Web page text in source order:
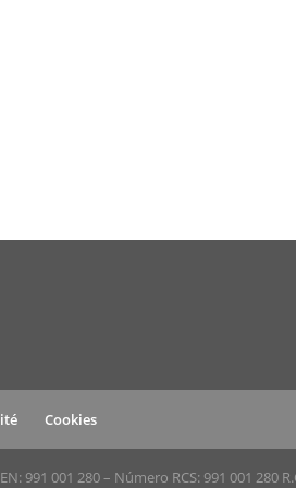
Cookies
991 001 280 – Número RCS: 991 001 280